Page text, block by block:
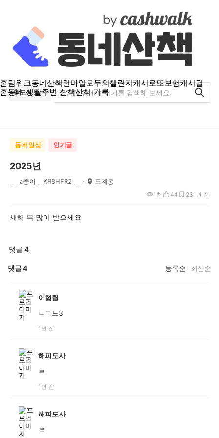
홈팀워크동네산책런마일모두의챌린지캐시로또보험캐시딜
홈동네 생활주변 산책산책 기록
도계동
동네 일상 인기글
2025년
_ _ a뚱이_ _KR8HFR2_ _ 도계동
1년 전
1천 44 23
새해 복 많이 받으세요
댓글 4
댓글4 등록순 최신순
이형렬
ㄴㄱ느3
1년 전
해피도사
ㄹ
1년 전
해피도사
ㄹ